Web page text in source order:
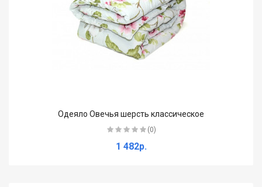
Одеяло Овечья шерсть классическое
(0)
1 482р.